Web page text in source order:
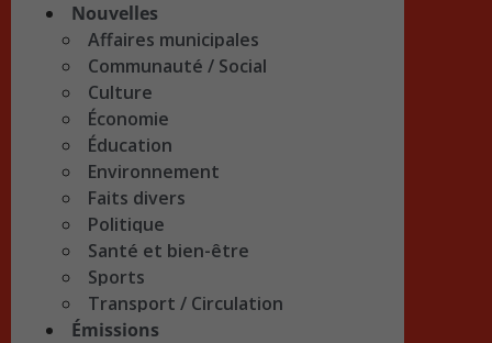
Nouvelles
Affaires municipales
Communauté / Social
Culture
Économie
Éducation
Environnement
Faits divers
Politique
Santé et bien-être
Sports
Transport / Circulation
Émissions